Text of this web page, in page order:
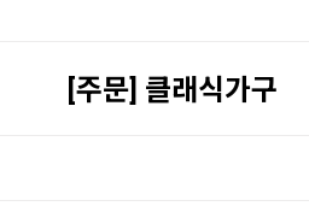
[주문] 클래식가구